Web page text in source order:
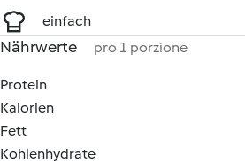
einfach
Nährwerte pro 1 porzione
Protein
Kalorien
Fett
Kohlenhydrate